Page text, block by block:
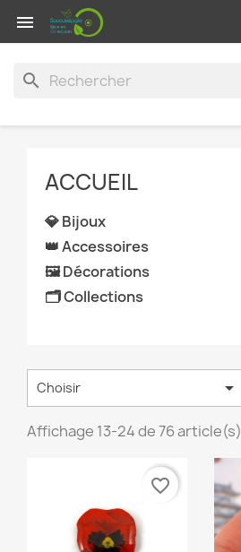

search
ACCUEIL
💎 Bijoux
👑 Accessoires
🖼️ Décorations
🗂️ Collections
Choisir 
Affichage 13-24 de 76 article(s)
favorite_border